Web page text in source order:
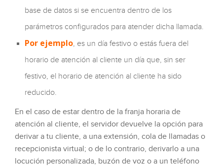
base de datos si se encuentra dentro de los
parámetros configurados para atender dicha llamada.
Por ejemplo, es un día festivo o estás fuera del
horario de atención al cliente un día que, sin ser
festivo, el horario de atención al cliente ha sido
reducido.
En el caso de estar dentro de la franja horaria de
atención al cliente, el servidor devuelve la opción para
derivar a tu cliente, a una extensión, cola de llamadas o
recepcionista virtual; o de lo contrario, derivarlo a una
locución personalizada, buzón de voz o a un teléfono